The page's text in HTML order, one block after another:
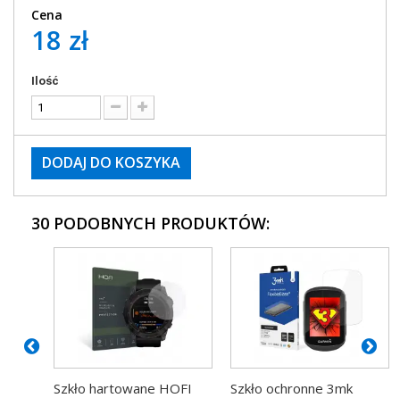
Cena
18 zł
Ilość
DODAJ DO KOSZYKA
30 PODOBNYCH PRODUKTÓW:
Szkło hartowane HOFI
Szkło ochronne 3mk